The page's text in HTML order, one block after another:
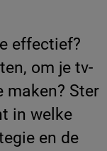
effectief?
om je tv-
maken? Ster
in welke
en de